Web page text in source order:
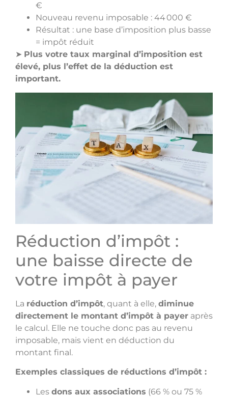
€
Nouveau revenu imposable : 44 000 €
Résultat : une base d’imposition plus basse
= impôt réduit
➤ Plus votre taux marginal d’imposition est
élevé, plus l’effet de la déduction est
important.
Réduction d’impôt :
une baisse directe de
votre impôt à payer
La réduction d’impôt, quant à elle, diminue
directement le montant d’impôt à payer après
le calcul. Elle ne touche donc pas au revenu
imposable, mais vient en déduction du
montant final.
Exemples classiques de réductions d’impôt :
Les dons aux associations (66 % ou 75 %